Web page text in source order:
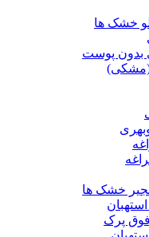
خشک ها
بدون پوست
(مشکی)
خشک ها
استهبان
فوق پرک